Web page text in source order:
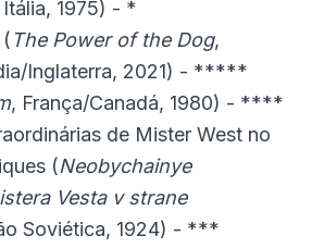
1975) - *
The Power of the Dog,
Inglaterra, 2021) - *****
, França/Canadá, 1980) - ****
de Mister West no
(Neobychainye
Vesta v strane
Soviética, 1924) - ***